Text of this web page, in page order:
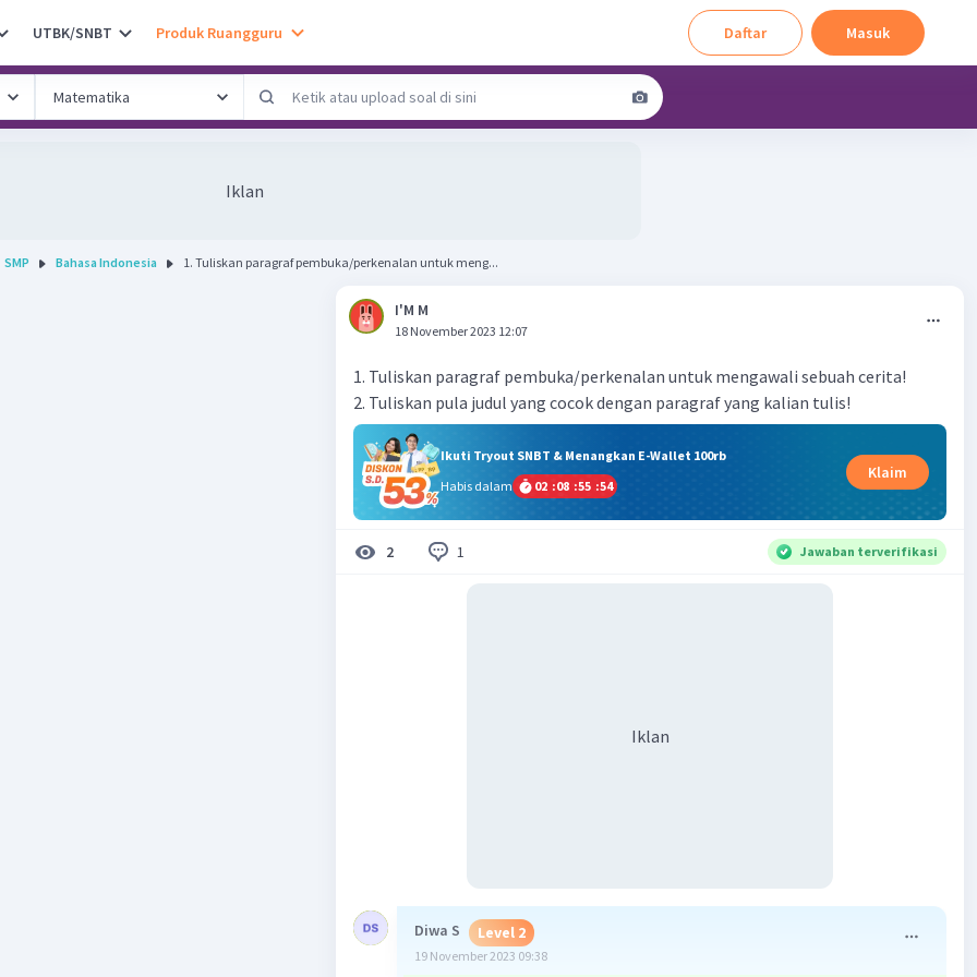
UTBK/SNBT Produk Ruangguru Daftar Masuk
Iklan
SMP Bahasa Indonesia 1. Tuliskan paragraf pembuka/perkenalan untuk meng...
I'M M
18 November 2023 12:07
1. Tuliskan paragraf pembuka/perkenalan untuk mengawali sebuah cerita!
2. Tuliskan pula judul yang cocok dengan paragraf yang kalian tulis!
Ikuti Tryout SNBT & Menangkan E-Wallet 100rb
Habis dalam
02 :08 :55 :53
Klaim
2 1 Jawaban terverifikasi
Iklan
Diwa S Level 2
19 November 2023 09:38